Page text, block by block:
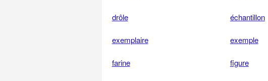
drôle échantillon
exemplaire exemple
farine figure